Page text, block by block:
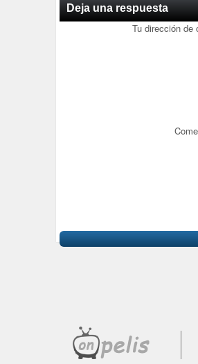
Deja una respuesta
Tu dirección de